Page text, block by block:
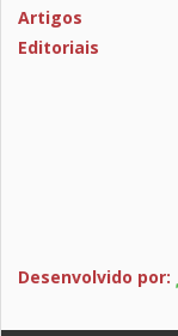
Artigos
Editoriais
Desenvolvido por: